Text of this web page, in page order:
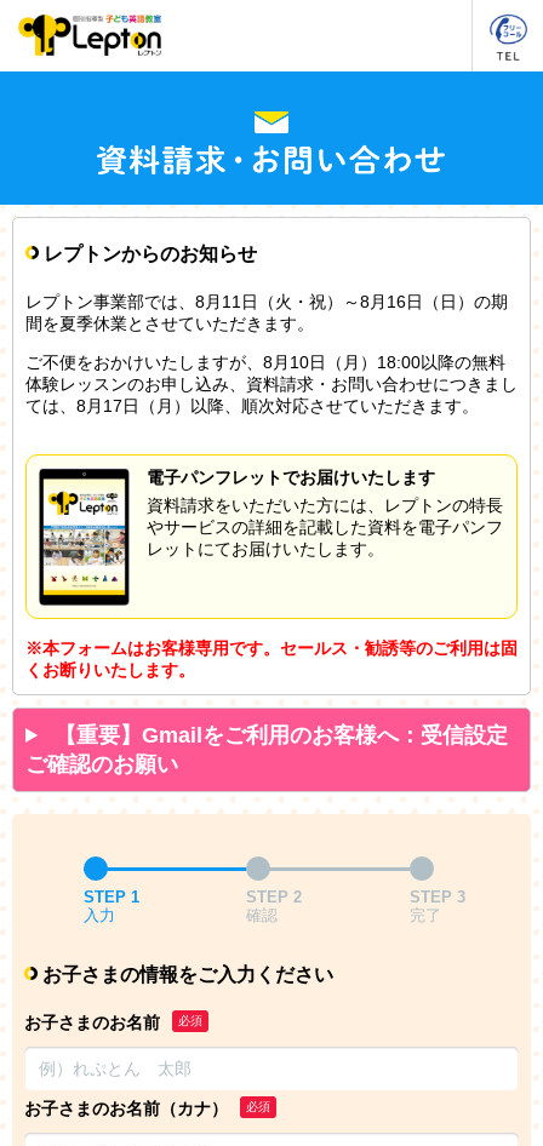
レプトンからのお知らせ
レプトン事業部では、8月11日（火・祝）～8月16日（日）の期
間を夏季休業とさせていただきます。
ご不便をおかけいたしますが、8月10日（月）18:00以降の無料
体験レッスンのお申し込み、資料請求・お問い合わせにつきまし
ては、8月17日（月）以降、順次対応させていただきます。
電子パンフレットでお届けいたします
資料請求をいただいた方には、レプトンの特長
やサービスの詳細を記載した資料を電子パンフ
レットにてお届けいたします。
※本フォームはお客様専用です。セールス・勧誘等のご利用は固
くお断りいたします。
【重要】Gmailをご利用のお客様へ：受信設定
ご確認のお願い
STEP 1
入力
STEP 2
確認
STEP 3
完了
お子さまの情報をご入力ください
お子さまのお名前 必須
お子さまのお名前（カナ） 必須